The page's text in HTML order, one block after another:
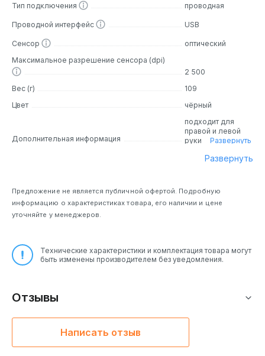
Тип подключения проводная
Проводной интерфейс USB
Сенсор
оптический
Максимальное разрешение сенсора (dpi)
2 500
Вес (г)
109
Цвет
чёрный
Дополнительная информация
подходит для
правой и левой
руки
Развернуть
Развернуть
Предложение не является публичной офертой. Подробную
информацию о характеристиках товара, его наличии и цене
уточняйте у менеджеров.
Технические характеристики и комплектация товара могут
быть изменены производителем без уведомления.
Отзывы
Написать отзыв